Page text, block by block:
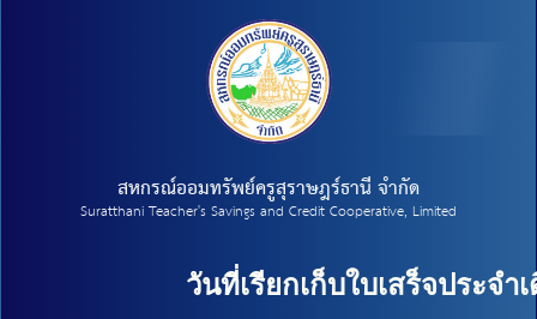
สหกรณ์ออมทรัพย์ครูสุราษฎร์ธานี จำกัด
Suratthani Teacher's Savings and Credit Cooperative, Limited
วันที่เรียกเก็บใบเสร็จประจำเดื